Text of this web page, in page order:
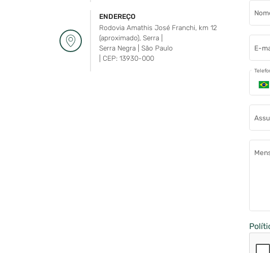
ENDEREÇO
Rodovia Amathis José Franchi, km 12
(aproximado), Serra |
Serra Negra | São Paulo
| CEP: 13930-000
E-